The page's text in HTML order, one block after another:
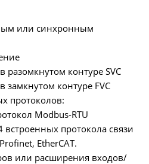
или синхронным
разомкнутом контуре SVC
замкнутом контуре FVC
протоколов:
Modbus-RTU
встроенных протокола связи
EtherCAT.
или расширения входов/